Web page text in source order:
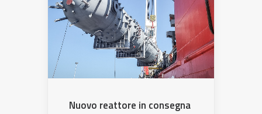
Nuovo reattore in consegna